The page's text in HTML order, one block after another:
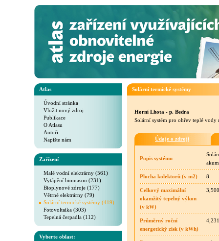
Atlas
Úvodní stránka
Vložit nový zdroj
Publikace
O Atlasu
Autoři
Napište nám
Zařízení
Malé vodní elektrárny (561)
Vytápění biomasou (231)
Bioplynové zdroje (177)
Větrné elektrárny (79)
Solární termické systémy (419)
Fotovoltaika (303)
Tepelná čerpadla (112)
Vyberte oblast:
Solární termické systémy
Horní Lhota - p. Bedra
Solární systém pro ohřev teplé
Údaje o zdroji
Popis systému
Plocha kolektorů (v m2) 8
Celkový maximální
okamžitý tepelný výkon
(v kW)
3,500
Průměrný roční
energetický zisk (v kWh)
4,231